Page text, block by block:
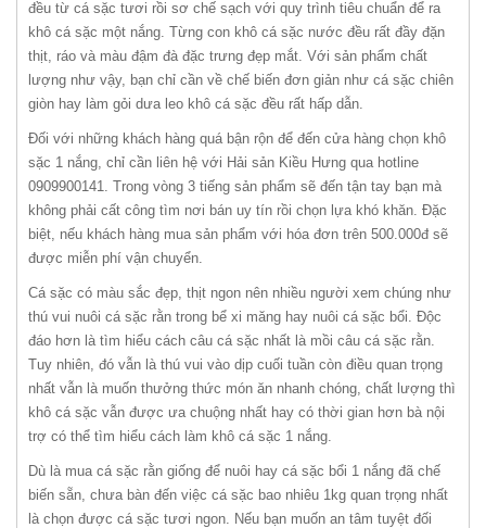
đều từ cá sặc tươi rồi sơ chế sạch với quy trình tiêu chuẩn để ra
khô cá sặc một nắng. Từng con khô cá sặc nước đều rất đầy đặn
thịt, ráo và màu đậm đà đặc trưng đẹp mắt. Với sản phẩm chất
lượng như vậy, bạn chỉ cần về chế biến đơn giản như cá sặc chiên
giòn hay làm gỏi dưa leo khô cá sặc đều rất hấp dẫn.
Đối với những khách hàng quá bận rộn để đến cửa hàng chọn khô
sặc 1 nắng, chỉ cần liên hệ với Hải sản Kiều Hưng qua hotline
0909900141. Trong vòng 3 tiếng sản phẩm sẽ đến tận tay bạn mà
không phải cất công tìm nơi bán uy tín rồi chọn lựa khó khăn. Đặc
biệt, nếu khách hàng mua sản phẩm với hóa đơn trên 500.000đ sẽ
được miễn phí vận chuyển.
Cá sặc có màu sắc đẹp, thịt ngon nên nhiều người xem chúng như
thú vui nuôi cá sặc rằn trong bể xi măng hay nuôi cá sặc bổi. Độc
đáo hơn là tìm hiểu cách câu cá sặc nhất là mồi câu cá sặc rằn.
Tuy nhiên, đó vẫn là thú vui vào dịp cuối tuần còn điều quan trọng
nhất vẫn là muốn thưởng thức món ăn nhanh chóng, chất lượng thì
khô cá sặc vẫn được ưa chuộng nhất hay có thời gian hơn bà nội
trợ có thể tìm hiểu cách làm khô cá sặc 1 nắng.
Dù là mua cá sặc rằn giống để nuôi hay cá sặc bổi 1 nắng đã chế
biến sẵn, chưa bàn đến việc cá sặc bao nhiêu 1kg quan trọng nhất
là chọn được cá sặc tươi ngon. Nếu bạn muốn an tâm tuyệt đối